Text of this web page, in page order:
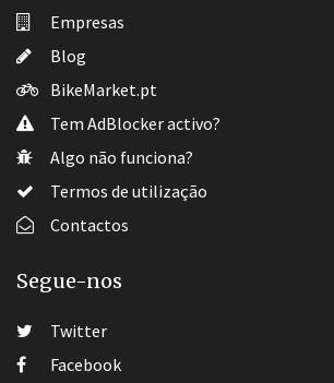
Empresas
Blog
BikeMarket.pt
Tem AdBlocker activo?
Algo não funciona?
Termos de utilização
Contactos
Segue-nos
Twitter
Facebook